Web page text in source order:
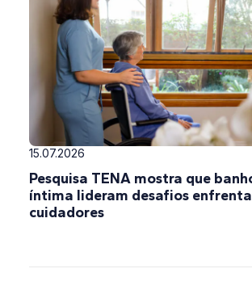
15.07.2026
Pesquisa TENA mostra que
íntima lideram desafios
cuidadores